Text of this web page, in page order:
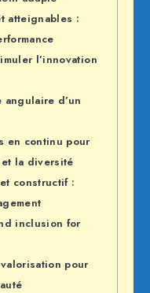
atteignables :
l’innovation
d’un
en continu pour
et la diversité
constructif :
inclusion for
pour